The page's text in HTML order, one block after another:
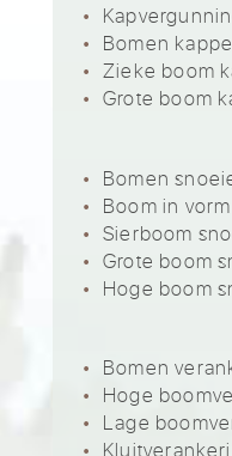
Bomen
Zieke boom
Grote boom
Bomen
Boom in
Sierboom
Grote boom
Hoge boom
Bomen
Hoge
Lage